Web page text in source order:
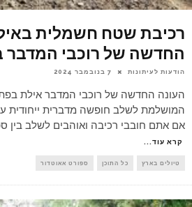
רכיבת שטח חשמלית
החדשה של רוכבי המדבר
הודעות לעיתונות 7 בנובמבר 2024
העונה החדשה של רוכבי המדבר אילת
המושלמת לשלב חופשה מדברית ייחודית
אם אתם חובבי רכיבה ואוהבים לשלב בין
קרא עוד...
טיולים בארץ כל התוכן ספורט אאוטדור